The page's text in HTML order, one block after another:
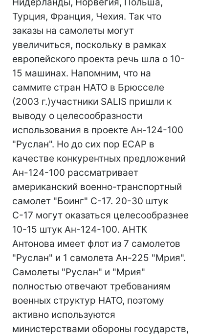
Турция, Франция, Чехия. Так что
заказы на самолеты могут
увеличиться, поскольку в рамках
европейского проекта речь шла о 10-
15 машинах. Напомним, что на
саммите стран НАТО в Брюсселе
(2003 г.)участники SALIS пришли к
выводу о целесообразности
использования в проекте Ан-124-100
"Руслан". Но до сих пор ЕСАР в
качестве конкурентных предложений
Ан-124-100 рассматривает
американский военно-транспортный
самолет "Боинг" С-17. 20-30 штук
С-17 могут оказаться целесообразнее
10-15 штук Ан-124-100. АНТК
Антонова имеет флот из 7 самолетов
"Руслан" и 1 самолета Ан-225 "Мрия".
Самолеты "Руслан" и "Мрия"
полностью отвечают требованиям
военных структур НАТО, поэтому
активно используются
министерствами обороны государств,